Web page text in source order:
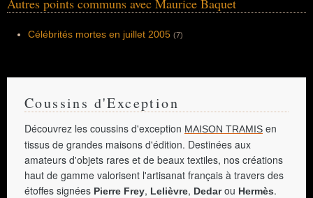
Restaurant » (1966), « Oscar » (1967), « Le
(1969), « La Folie des grandeurs » (1971), «
Les Aventures de Rabbi Jacob » (1973), «
Célébrités mortes en juillet 2005 (7)
Coussins d'Exception
Découvrez les coussins d'exception MAISON TRAMIS en
tissus de grandes maisons d'édition. Destinées aux
amateurs d'objets rares et de beaux textiles, nos créations
haut de gamme valorisent l'artisanat français à travers des
étoffes signées Pierre Frey, Lelièvre, Dedarou Hermès.